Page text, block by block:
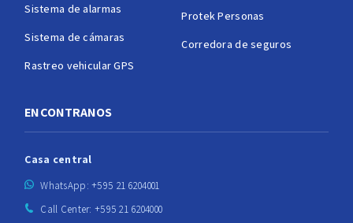
Sistema de alarmas
Sistema de cámaras
Rastreo vehicular GPS
Protek Personas
Corredora de seguros
ENCONTRANOS
Casa central
WhatsApp: +595 21 6204001
Call Center: +595 21 6204000